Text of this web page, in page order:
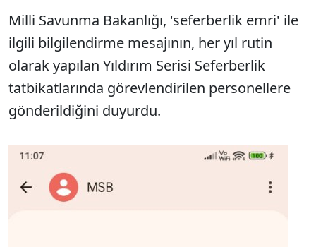
Milli Savunma Bakanlığı, 'seferberlik emri' ile
ilgili bilgilendirme mesajının, her yıl rutin
olarak yapılan Yıldırım Serisi Seferberlik
tatbikatlarında görevlendirilen personellere
gönderildiğini duyurdu.